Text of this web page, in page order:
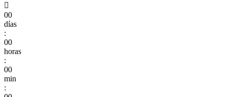

00
días
:
00
horas
:
00
min
: